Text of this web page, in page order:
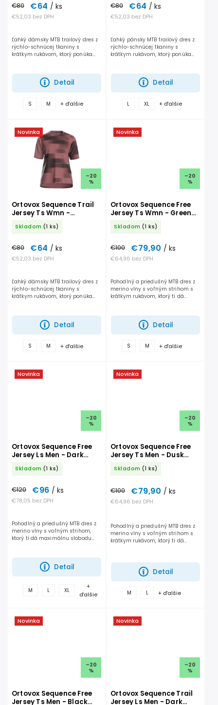
€52,03 bez DPH
€80 €64 / ks
Detail
Ľahký dámsky MTB trailový dres z
rýchlo-schnúcej tkaniny s
krátkym rukávom, ktorý ponúka
S M + ďalšie
€52,03 bez DPH
€80 €64 / ks
Detail
Ľahký pánsky MTB trailový dres z
rýchlo-schnúcej tkaniny s
krátkym rukávom, ktorý ponúka
L XL + ďalšie
Novinka
–20
%
Ortovox Sequence Trail
Jersey Ts Wmn -
Chestnut
Skladom (1 ks)
€52,03 bez DPH
€80 €64 / ks
Detail
Ľahký dámsky MTB trailový dres z
rýchlo-schnúcej tkaniny s
krátkym rukávom, ktorý ponúka
S M + ďalšie
Novinka
–20
%
Ortovox Sequence Free
Jersey Ts Wmn - Green
Skladom (1 ks)
€64,96 bez DPH
€100 €79,90 / ks
Detail
Pohodlný a priedušný MTB dres z
merino vlny s voľným strihom s
krátkym rukávom, ktorý ti dá
Funguje rovnako dobre do...
S M + ďalšie
Novinka
–20
%
Ortovox Sequence Free
Jersey Ls Men - Dark
Skladom (1 ks)
€78,05 bez DPH
€120 €96 / ks
Detail
Pohodlný a priedušný MTB dres z
merino vlny s voľným strihom,
ktorý ti dá maximálnu slobodu
kopca aj z kopca.
M L XL
+
ďalšie
Novinka
–20
%
Ortovox Sequence Free
Jersey Ts Men - Dusk
Skladom (1 ks)
€64,96 bez DPH
€100 €79,90 / ks
Detail
Pohodlný a priedušný MTB dres z
merino vlny s voľným strihom s
krátkym rukávom, ktorý ti dá
Funguje rovnako dobre do...
M L + ďalšie
Novinka
–20
%
Ortovox Sequence Free
Jersey Ts Men - Black
Novinka
–20
%
Ortovox Sequence Trail
Jersey Ls Men - Dark